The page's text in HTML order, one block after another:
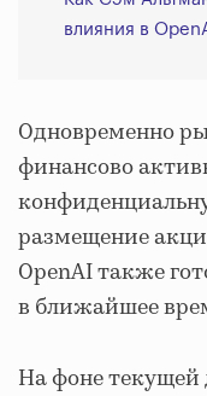
влияния в
Одновременно
финансово
размещение
OpenAI также
в ближайшее
На фоне